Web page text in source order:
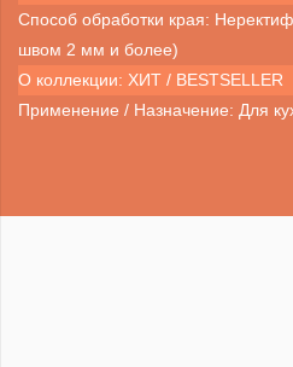
Способ обработки края:
швом 2 мм и более)
О коллекции: ХИТ / BESTSELLER
Применение / Назначение: Для